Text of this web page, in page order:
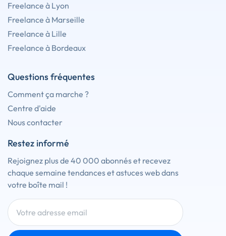
Freelance à Lyon
Freelance à Marseille
Freelance à Lille
Freelance à Bordeaux
Questions fréquentes
Comment ça marche ?
Centre d'aide
Nous contacter
Restez informé
Rejoignez plus de 40 000 abonnés et recevez
chaque semaine tendances et astuces web dans
votre boîte mail !